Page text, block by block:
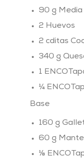
90 g Media
2 Huevos
2 cditas
340 g
1
¼
Base
160 g
60 g
⅛